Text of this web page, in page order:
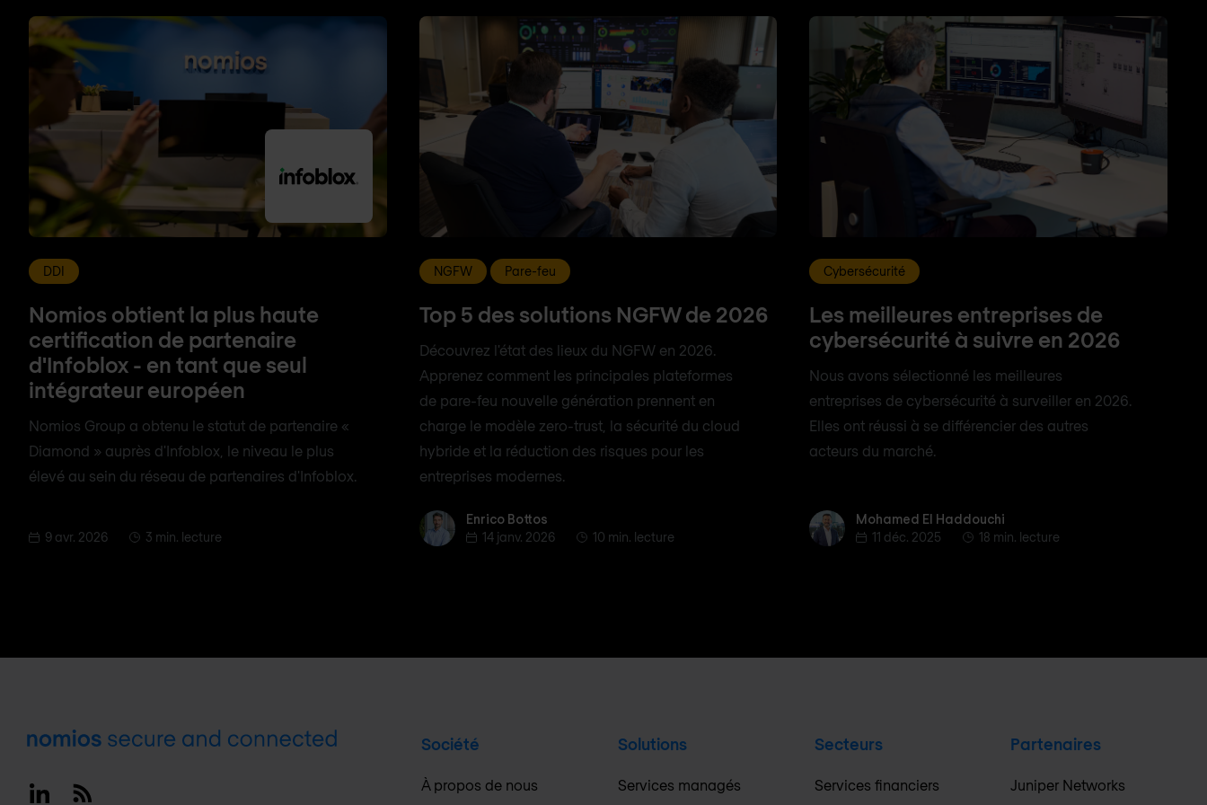
DDI
Nomios obtient la plus haute
certification de partenaire
d'Infoblox - en tant que seul
intégrateur européen
Nomios Group a obtenu le statut de partenaire «
Diamond » auprès d'Infoblox, le niveau le plus
élevé au sein du réseau de partenaires d'Infoblox.
9 avr. 2026 3 min. lecture
NGFW Pare-feu
Top 5 des solutions NGFW de 2026
Découvrez l'état des lieux du NGFW en 2026.
Apprenez comment les principales plateformes
de pare-feu nouvelle génération prennent en
charge le modèle zero-trust, la sécurité du cloud
hybride et la réduction des risques pour les
entreprises modernes.
Enrico BottosEnrico Bottos
14 janv. 2026
10 min. lecture
Cybersécurité
Les meilleures entreprises de
cybersécurité à suivre en 2026
Nous avons sélectionné les meilleures
entreprises de cybersécurité à surveiller en 2026.
Elles ont réussi à se différencier des autres
acteurs du marché.
Mohamed El Haddouchi
Mohamed El Haddouchi
11 déc. 2025
18 min. lecture
Footer
LinkedinRSS
Société
À propos de nous
Solutions
Services managés
Secteurs
Services financiers
Partenaires
Juniper Networks